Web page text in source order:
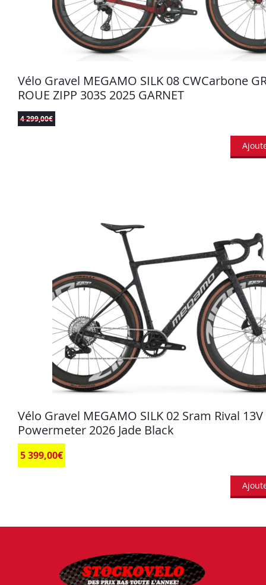
Vélo Gravel MEGAMO SILK 08 CWCarbone
ROUE ZIPP 303S 2025 GARNET
4 299,00€
Vélo Gravel MEGAMO SILK 02 Sram Rival 13V
Powermeter 2026 Jade Black
5 399,00€